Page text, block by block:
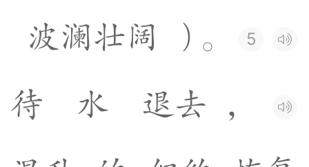
波澜壮阔 ) 。 5
待 水 退去
，